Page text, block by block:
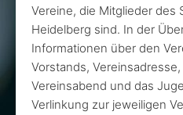
Vereine, die Mitglieder des
Heidelberg sind. In der
Informationen über den
Vorstands,
Vereinsabend und das
Verlinkung zur jeweiligen